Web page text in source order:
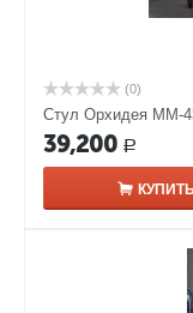
(0)
Стул Орхидея ММ-
39,200 Р